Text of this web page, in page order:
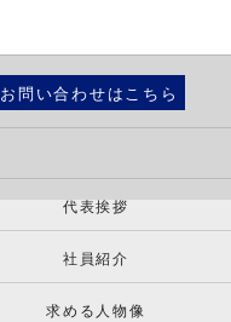
お問い合わせはこちら
代表挨拶
社員紹介
求める人物像